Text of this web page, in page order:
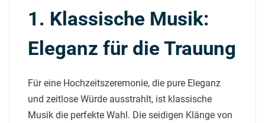
1. Klassische Musik:
Eleganz für die Trauung
Für eine Hochzeitszeremonie, die pure Eleganz
und zeitlose Würde ausstrahlt, ist klassische
Musik die perfekte Wahl. Die seidigen Klänge von